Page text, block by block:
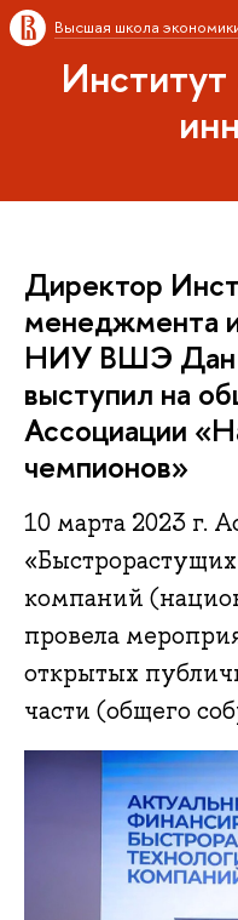
Высшая школа
Директор
менеджмента
НИУ ВШЭ Дан
выступил на
Ассоциации
чемпионов»
10 марта 2023 г.
компаний
провела
открытых
части (общего